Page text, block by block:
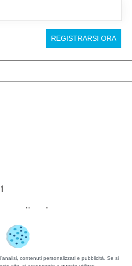
REGISTRARSI ORA
contenuti personalizzati e pubblicità. Se si